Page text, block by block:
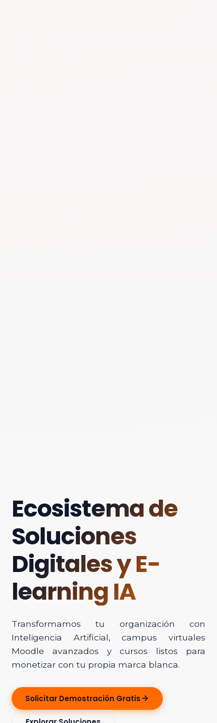
Ecosistema de
Soluciones
Digitales y E-
learning IA
Transformamos tu organización con
Inteligencia Artificial, campus virtuales
Moodle avanzados y cursos listos para
monetizar con tu propia marca blanca.
Solicitar Demostración Gratis